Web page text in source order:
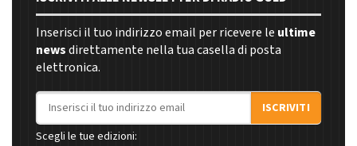
Inserisci il tuo indirizzo email per ricevere le ultime
newsdirettamente nella tua casella di posta
elettronica.
Indirizzo email
ISCRIVITI
Scegli le tue edizioni: